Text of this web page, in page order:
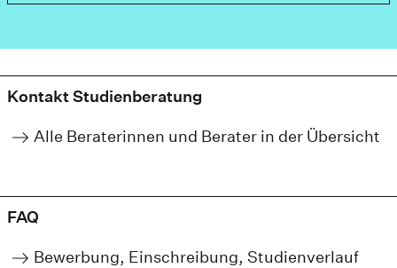
Kontakt Studienberatung
Alle Beraterinnen und Berater in der Übersicht
FAQ
Bewerbung, Einschreibung, Studienverlauf